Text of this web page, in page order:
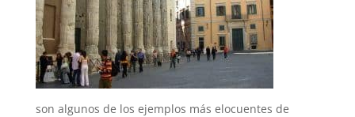
son algunos de los ejemplos más elocuentes de